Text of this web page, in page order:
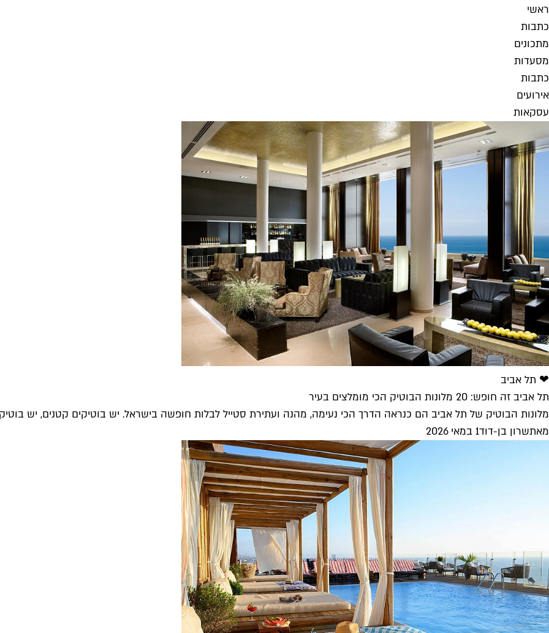
ראשי
כתבות
מתכונים
מסעדות
כתבות
אירועים
עסקאות
❤ תל אביב
תל אביב זה חופש: 20 מלונות הבוטיק הכי מומלצים בעיר
מלונות הבוטיק של תל אביב הם כנראה הדרך הכי נעימה, מהנה ועתירת סטייל לבלות חופשה בישראל. יש בוטיקים קטנים, יש
מאתשרון בן-דוד1 במאי 2026